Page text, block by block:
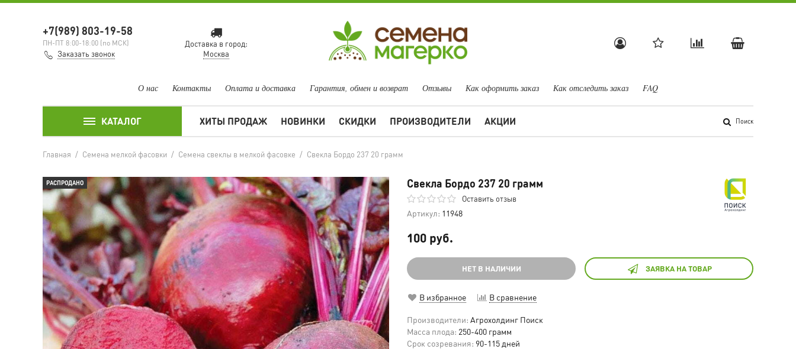
+7(989) 803-19-58
ПН-ПТ 8:00-18:00 (по МСК)
Заказать звонок
Доставка в город:
Москва
О нас Контакты Оплата и доставка Гарантия, обмен и возврат Отзывы Как оформить заказ Как отследить заказ FAQ
КАТАЛОГ ХИТЫ ПРОДАЖ НОВИНКИ СКИДКИ ПРОИЗВОДИТЕЛИ АКЦИИ Поиск
Главная / Семена мелкой фасовки / Семена свеклы в мелкой фасовке / Свекла Бордо 237 20 грамм
РАСПРОДАНО Свекла Бордо 237 20 грамм
Оставить отзыв
Артикул: 11948
100 руб.
НЕТ В НАЛИЧИИ ЗАЯВКА НА ТОВАР
В избранное В сравнение
Производители: Агрохолдинг Поиск
Масса плода: 250-400 грамм
Срок созревания: 90-115 дней